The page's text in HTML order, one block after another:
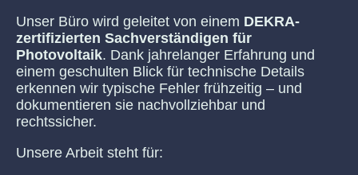
Unser Büro wird geleitet von einem DEKRA-
zertifizierten Sachverständigen für
Photovoltaik. Dank jahrelanger Erfahrung und
einem geschulten Blick für technische Details
erkennen wir typische Fehler frühzeitig – und
dokumentieren sie nachvollziehbar und
rechtssicher.
Unsere Arbeit steht für: